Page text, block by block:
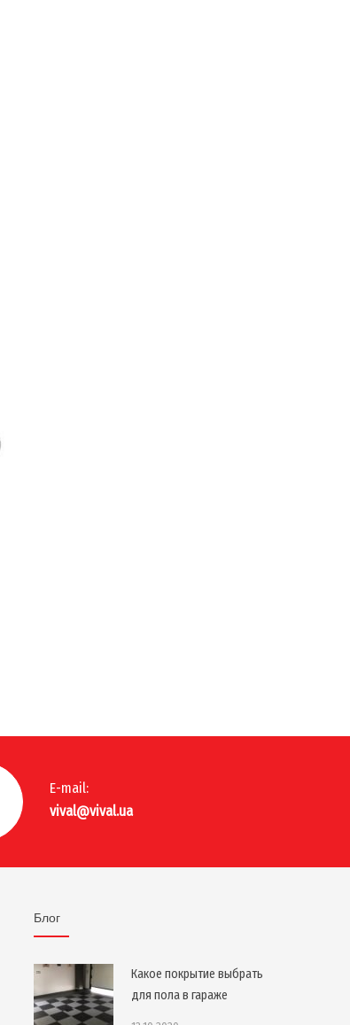
E-mail:
vival@vival.ua
Блог
Какое покрытие выбрать
для пола в гараже